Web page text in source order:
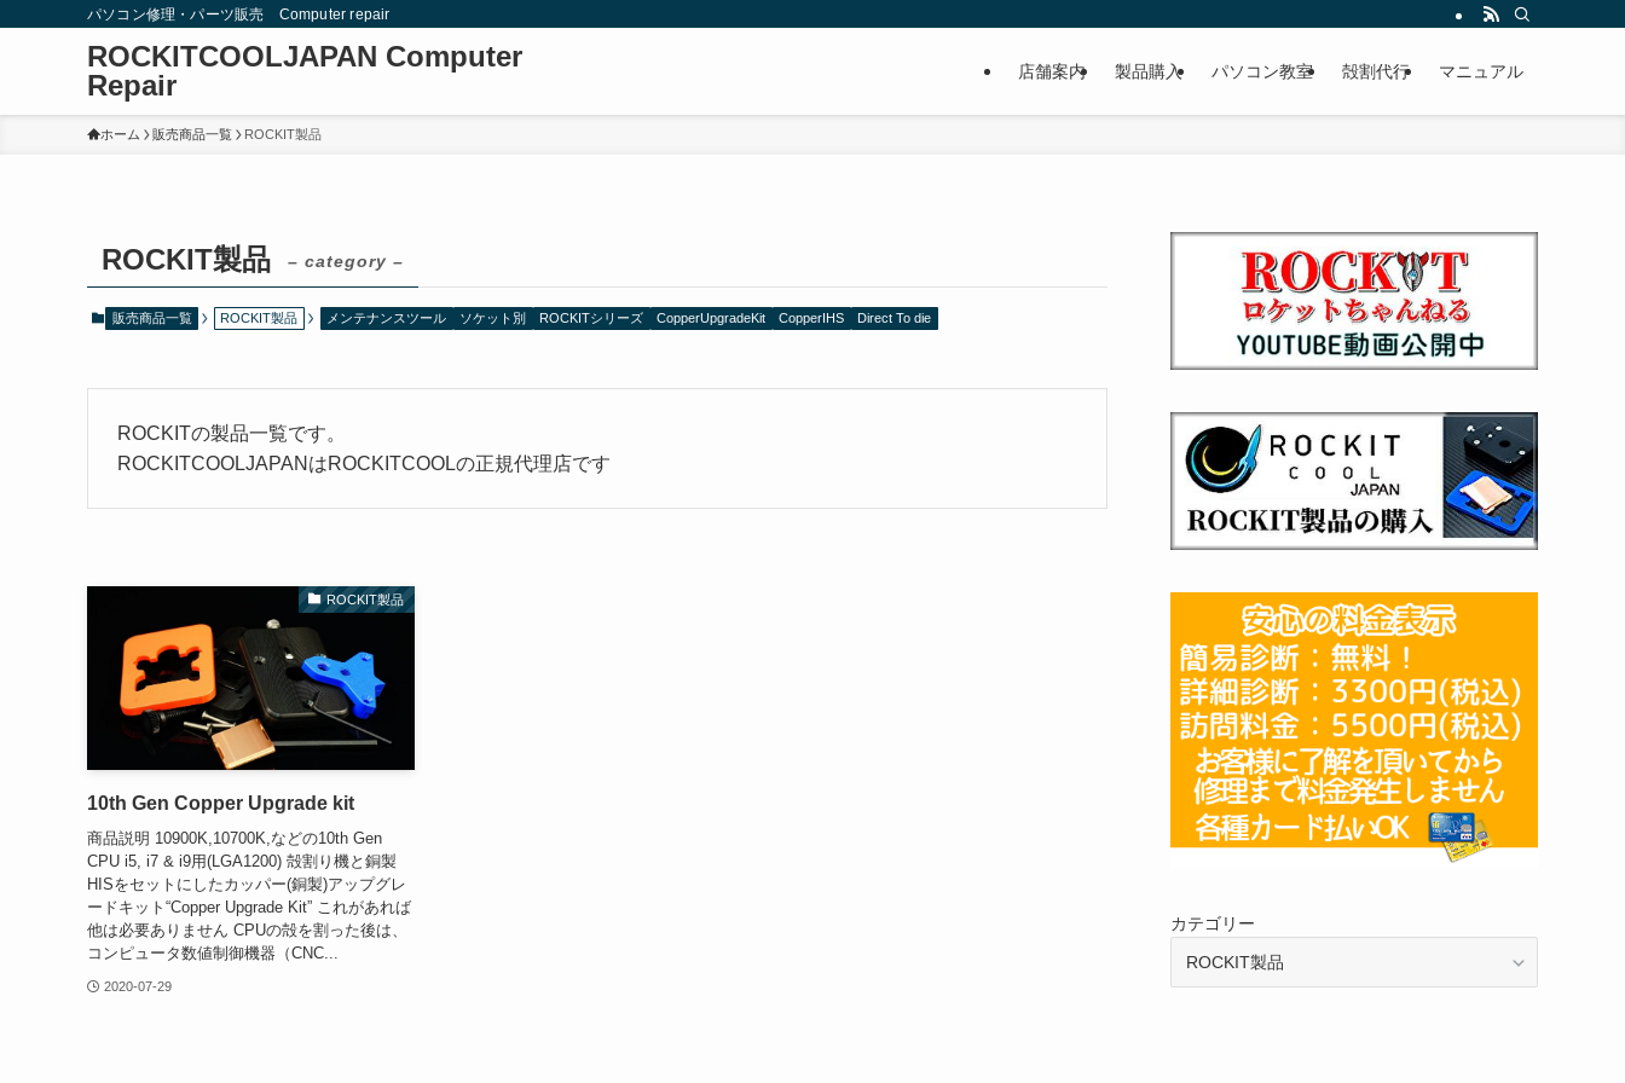
パソコン修理・パーツ販売 Computer repair
ROCKITCOOLJAPAN Computer
Repair
店舗案内 製品購入 パソコン教室 殻割代行 マニュアル
ホーム 販売商品一覧 ROCKIT製品
ROCKIT製品 – category –
販売商品一覧 ROCKIT製品 メンテナンスツール ソケット別 ROCKITシリーズ CopperUpgradeKit CopperIHS Direct To die
ROCKITの製品一覧です。
ROCKITCOOLJAPANはROCKITCOOLの正規代理店です
ROCKIT製品
10th Gen Copper Upgrade kit
商品説明 10900K,10700K,などの10th Gen
CPU i5, i7 & i9用(LGA1200) 殻割り機と銅製
HISをセットにしたカッパー(銅製)アップグレ
ードキット“Copper Upgrade Kit” これがあれば
他は必要ありません CPUの殻を割った後は、
コンピュータ数値制御機器（CNC...
2020-07-29
カテゴリー